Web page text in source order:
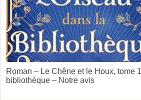
Roman – Le Chêne et le Houx, tome
bibliothèque – Notre avis